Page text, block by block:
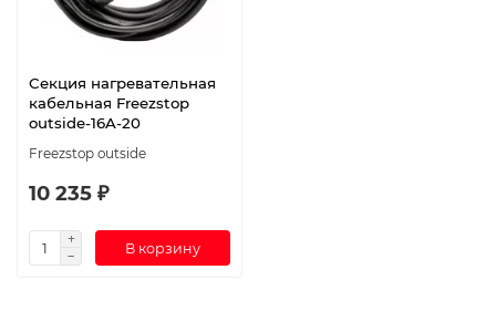
Секция нагревательная
кабельная Freezstop
outside-16A-20
Freezstop outside
10 235 ₽
В корзину